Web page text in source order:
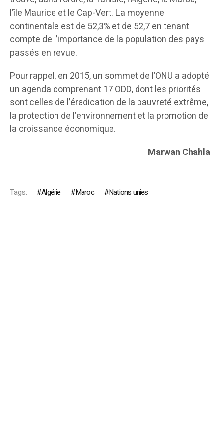
l’île Maurice et le Cap-Vert. La moyenne
continentale est de 52,3% et de 52,7 en tenant
compte de l’importance de la population des pays
passés en revue.
Pour rappel, en 2015, un sommet de l’ONU a adopté
un agenda comprenant 17 ODD, dont les priorités
sont celles de l’éradication de la pauvreté extrême,
la protection de l’environnement et la promotion de
la croissance économique.
Marwan Chahla
Tags: Algérie Maroc Nations unies